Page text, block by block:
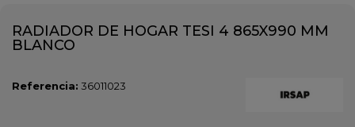
RADIADOR DE HOGAR TESI 4 865X990 MM
BLANCO
Referencia: 36011023